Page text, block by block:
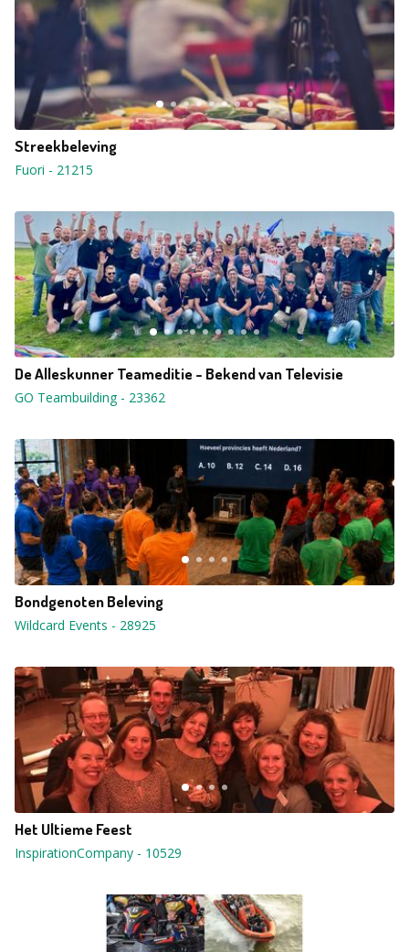
Streekbeleving
Fuori - 21215
De Alleskunner Teameditie - Bekend van Televisie
GO Teambuilding- 23362
Bondgenoten Beleving
Wildcard Events - 28925
Het Ultieme Feest
InspirationCompany - 10529